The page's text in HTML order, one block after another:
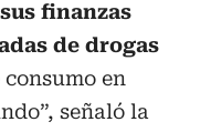
finanzas
de drogas
en
señaló la